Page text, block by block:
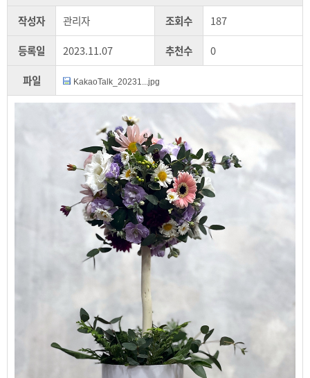
작성자
관리자 조회수
187
등록일
2023.11.07 추천수
0
파일
KakaoTalk_20231...jpg